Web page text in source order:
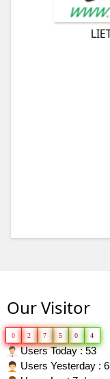
Our Visitor
0 2 7 5 0 4
Users Today : 53
Users Yesterday :